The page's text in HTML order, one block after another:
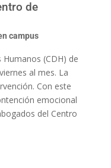
de
campus
(CDH) de
al mes. La
Con este
emocional
del Centro